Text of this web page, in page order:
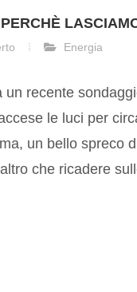
Energia
un recente
le luci per
un bello spreco
che ricadere